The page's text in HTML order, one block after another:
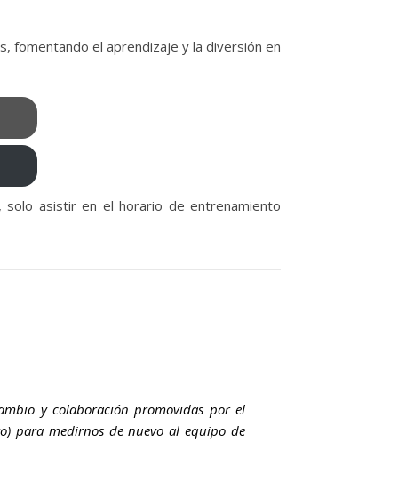
solo asistir en el horario de entrenamiento
y colaboración promovidas por el
para medirnos de nuevo al equipo de